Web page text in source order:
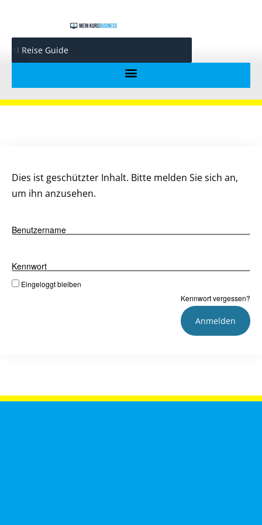
KI Reise Guide
Profitable Salespages mit Claude
Dies ist geschützter Inhalt. Bitte melden Sie sich an,
um ihn anzusehen.
Benutzername
Kennwort
Eingeloggt bleiben
Kennwort vergessen?